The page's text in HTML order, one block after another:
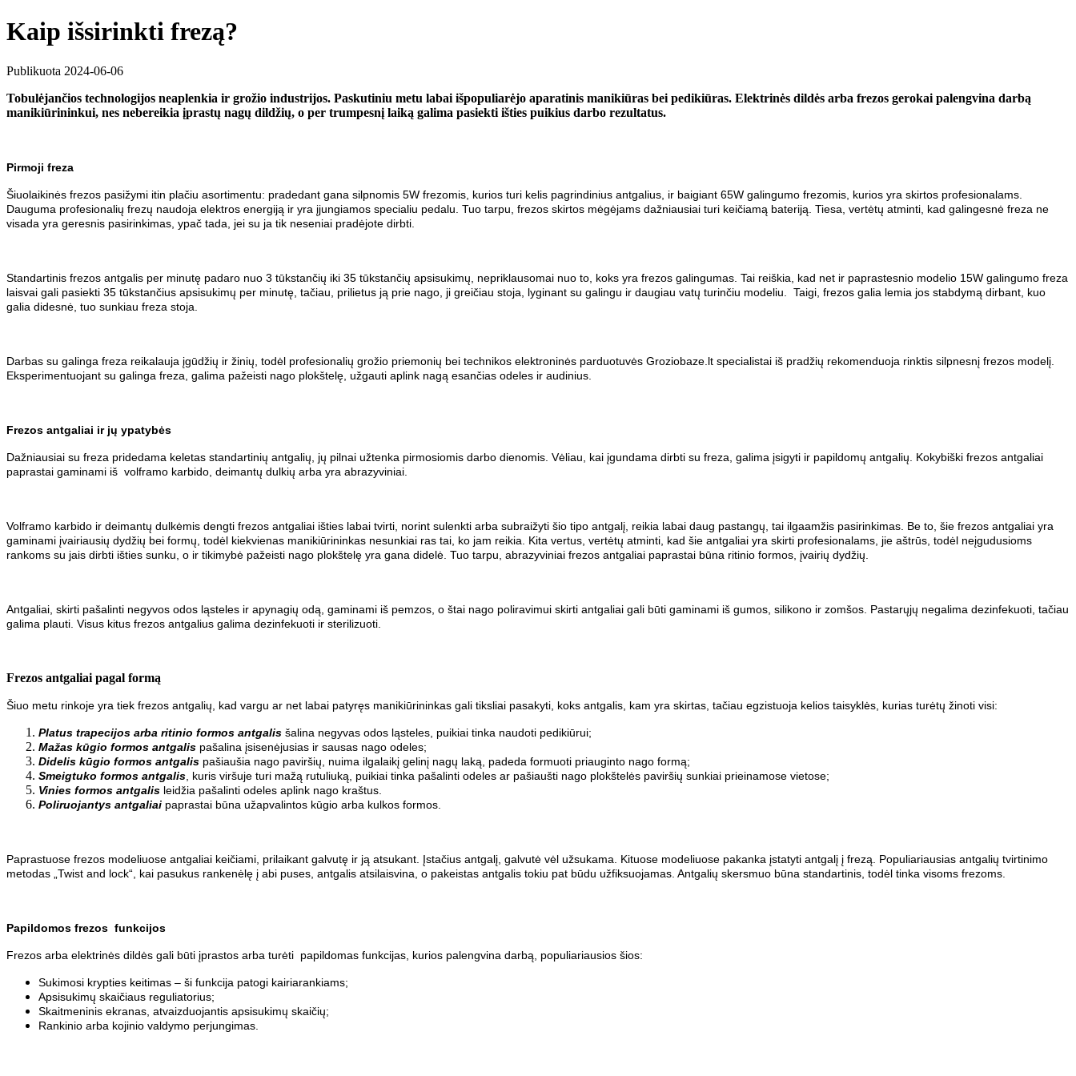
Kaip išsirinkti frezą?
Publikuota 2024-06-06
Tobulėjančios technologijos neaplenkia ir grožio industrijos. Paskutiniu metu labai išpopuliarėjo aparatinis manikiūras bei pedikiūras. Elektrinės dildės arba frezos gerokai palengvina darbą
manikiūrininkui, nes nebereikia įprastų nagų dildžių, o per trumpesnį laiką galima pasiekti išties puikius darbo rezultatus.
Pirmoji freza
Šiuolaikinės frezos pasižymi itin plačiu asortimentu: pradedant gana silpnomis 5W frezomis, kurios turi kelis pagrindinius antgalius, ir baigiant 65W galingumo frezomis, kurios yra skirtos profesionalams.
Dauguma profesionalių frezų naudoja elektros energiją ir yra įjungiamos specialiu pedalu. Tuo tarpu, frezos skirtos mėgėjams dažniausiai turi keičiamą bateriją. Tiesa, vertėtų atminti, kad galingesnė freza ne
visada yra geresnis pasirinkimas, ypač tada, jei su ja tik neseniai pradėjote dirbti.
Standartinis frezos antgalis per minutę padaro nuo 3 tūkstančių iki 35 tūkstančių apsisukimų, nepriklausomai nuo to, koks yra frezos galingumas. Tai reiškia, kad net ir paprastesnio modelio 15W galingumo freza
laisvai gali pasiekti 35 tūkstančius apsisukimų per minutę, tačiau, prilietus ją prie nago, ji greičiau stoja, lyginant su galingu ir daugiau vatų turinčiu modeliu. Taigi, frezos galia lemia jos stabdymą dirbant, kuo
galia didesnė, tuo sunkiau freza stoja.
Darbas su galinga freza reikalauja įgūdžių ir žinių, todėl profesionalių grožio priemonių bei technikos elektroninės parduotuvės Groziobaze.lt specialistai iš pradžių rekomenduoja rinktis silpnesnį frezos modelį.
Eksperimentuojant su galinga freza, galima pažeisti nago plokštelę, užgauti aplink nagą esančias odeles ir audinius.
Frezos antgaliai ir jų ypatybės
Dažniausiai su freza pridedama keletas standartinių antgalių, jų pilnai užtenka pirmosiomis darbo dienomis. Vėliau, kai įgundama dirbti su freza, galima įsigyti ir papildomų antgalių. Kokybiški frezos antgaliai
paprastai gaminami iš volframo karbido, deimantų dulkių arba yra abrazyviniai.
Volframo karbido ir deimantų dulkėmis dengti frezos antgaliai išties labai tvirti, norint sulenkti arba subraižyti šio tipo antgalį, reikia labai daug pastangų, tai ilgaamžis pasirinkimas. Be to, šie frezos antgaliai yra
gaminami įvairiausių dydžių bei formų, todėl kiekvienas manikiūrininkas nesunkiai ras tai, ko jam reikia. Kita vertus, vertėtų atminti, kad šie antgaliai yra skirti profesionalams, jie aštrūs, todėl neįgudusioms
rankoms su jais dirbti išties sunku, o ir tikimybė pažeisti nago plokštelę yra gana didelė. Tuo tarpu, abrazyviniai frezos antgaliai paprastai būna ritinio formos, įvairių dydžių.
Antgaliai, skirti pašalinti negyvos odos ląsteles ir apynagių odą, gaminami iš pemzos, o štai nago poliravimui skirti antgaliai gali būti gaminami iš gumos, silikono ir zomšos. Pastarųjų negalima dezinfekuoti, tačiau
galima plauti. Visus kitus frezos antgalius galima dezinfekuoti ir sterilizuoti.
Frezos antgaliai pagal formą
Šiuo metu rinkoje yra tiek frezos antgalių, kad vargu ar net labai patyręs manikiūrininkas gali tiksliai pasakyti, koks antgalis, kam yra skirtas, tačiau egzistuoja kelios taisyklės, kurias turėtų žinoti visi:
Platus trapecijos arba ritinio formos antgalis šalina negyvas odos ląsteles, puikiai tinka naudoti pedikiūrui;
Mažas kūgio formos antgalis pašalina įsisenėjusias ir sausas nago odeles;
Didelis kūgio formos antgalis pašiaušia nago paviršių, nuima ilgalaikį gelinį nagų laką, padeda formuoti priauginto nago formą;
Smeigtuko formos antgalis , kuris viršuje turi mažą rutuliuką, puikiai tinka pašalinti odeles ar pašiaušti nago plokštelės paviršių sunkiai prieinamose vietose;
Vinies formos antgalis leidžia pašalinti odeles aplink nago kraštus.
Poliruojantys antgaliai paprastai būna užapvalintos kūgio arba kulkos formos.
Paprastuose frezos modeliuose antgaliai keičiami, prilaikant galvutę ir ją atsukant. Įstačius antgalį, galvutė vėl užsukama. Kituose modeliuose pakanka įstatyti antgalį į frezą. Populiariausias antgalių tvirtinimo
metodas „Twist and lock“, kai pasukus rankenėlę į abi puses, antgalis atsilaisvina, o pakeistas antgalis tokiu pat būdu užfiksuojamas. Antgalių skersmuo būna standartinis, todėl tinka visoms frezoms.
Papildomos frezos funkcijos
Frezos arba elektrinės dildės gali būti įprastos arba turėti papildomas funkcijas, kurios palengvina darbą, populiariausios šios:
Sukimosi krypties keitimas – ši funkcija patogi kairiarankiams;
Apsisukimų skaičiaus reguliatorius;
Skaitmeninis ekranas, atvaizduojantis apsisukimų skaičių;
Rankinio arba kojinio valdymo perjungimas.